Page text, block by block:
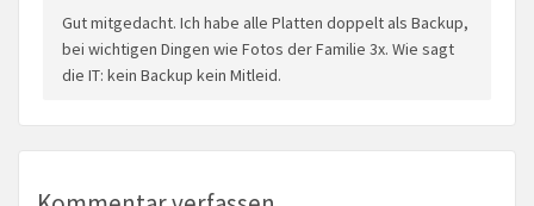
Gut mitgedacht. Ich habe alle Platten doppelt als Backup,
bei wichtigen Dingen wie Fotos der Familie 3x. Wie sagt
die IT: kein Backup kein Mitleid.